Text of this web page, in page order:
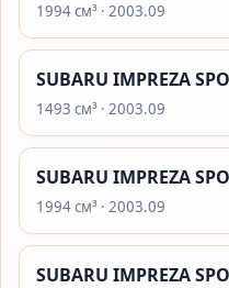
1994 см³ · 2003.09
SUBARU IMPREZA
1493 см³ · 2003.09
SUBARU IMPREZA
1994 см³ · 2003.09
SUBARU IMPREZA